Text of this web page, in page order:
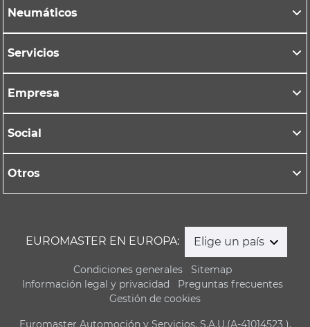
Neumáticos
Servicios
Empresa
Social
Otros
EUROMASTER EN EUROPA: Elige un país
Condiciones generales
Sitemap
Información legal y privacidad
Preguntas frecuentes
Gestión de cookies
Euromaster Automoción y Servicios, S.A.U.(A-41014523 ),